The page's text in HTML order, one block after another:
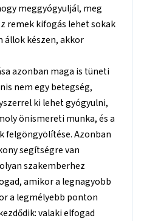
meggyógyuljál, meg
remek kifogás lehet sokak
állok készen, akkor
azonban maga is tüneti
nem egy betegség,
ki lehet gyógyulni,
önismereti munka, és a
felgöngyölítése. Azonban
segítségre van
szakemberhez
amikor a legnagyobb
a legmélyebb ponton
valaki elfogad